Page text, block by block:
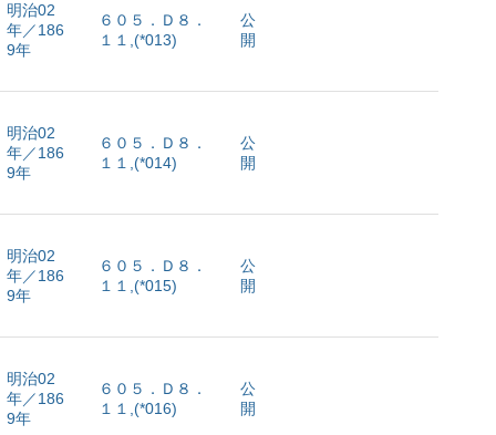
明治02
年／186
9年
６０５．Ｄ８．
１１,(*013)
公
開
明治02
年／186
9年
６０５．Ｄ８．
１１,(*014)
公
開
明治02
年／186
9年
６０５．Ｄ８．
１１,(*015)
公
開
明治02
年／186
9年
６０５．Ｄ８．
１１,(*016)
公
開